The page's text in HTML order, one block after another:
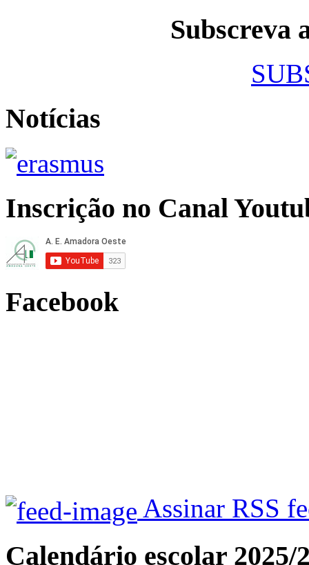
Subscreva
Notícias
Inscrição no Canal
Facebook
Assinar RSS
Calendário escolar 2025/